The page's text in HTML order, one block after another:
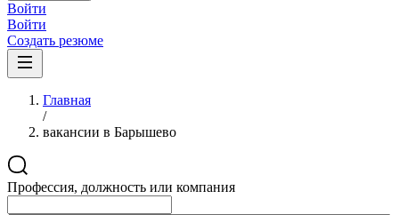
Войти
Войти
Создать резюме
Главная
/
вакансии в Барышево
Профессия, должность или компания